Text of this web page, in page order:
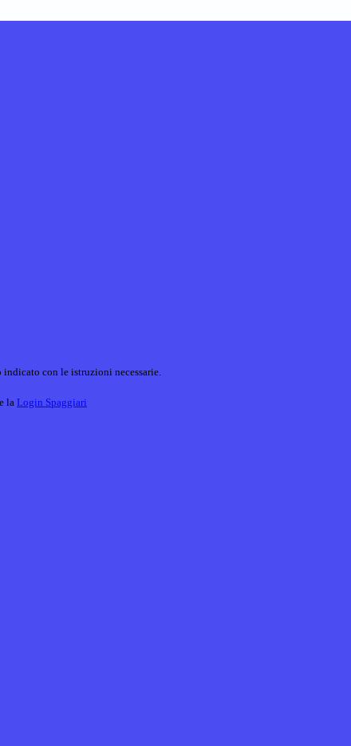
con le istruzioni necessarie.
la Login Spaggiari